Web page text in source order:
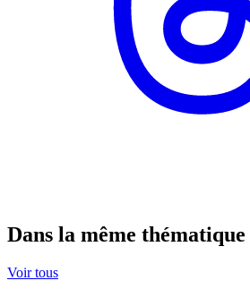
Dans la même thématique
Voir tous